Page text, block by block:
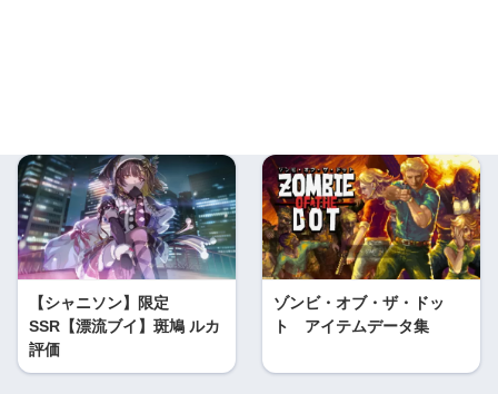
【シャニソン】限定
SSR【漂流ブイ】斑鳩 ルカ
評価
ゾンビ・オブ・ザ・ドッ
ト アイテムデータ集